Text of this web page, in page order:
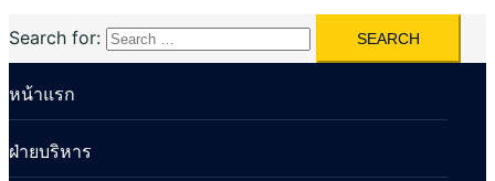
Search for:
หน้าแรก
ฝ่ายบริหาร